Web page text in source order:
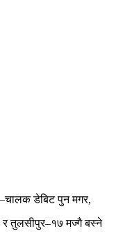
डेबिट पुन मगर,
र तुलसीपुर–१७ मज्गै बस्ने